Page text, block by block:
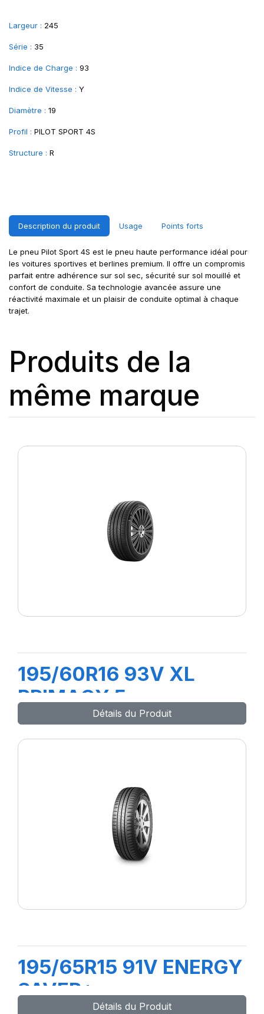
Largeur : 245
Série : 35
Indice de Charge : 93
Indice de Vitesse : Y
Diamètre : 19
Profil : PILOT SPORT 4S
Structure : R
Description du produit Usage Points forts
Le pneu Pilot Sport 4S est le pneu haute performance idéal pour
les voitures sportives et berlines premium. Il offre un compromis
parfait entre adhérence sur sol sec, sécurité sur sol mouillé et
confort de conduite. Sa technologie avancée assure une
réactivité maximale et un plaisir de conduite optimal à chaque
trajet.
Produits de la
même marque
195/60R16 93V XL
PRIMACY 5
Détails du Produit
195/65R15 91V ENERGY
SAVER+
Détails du Produit